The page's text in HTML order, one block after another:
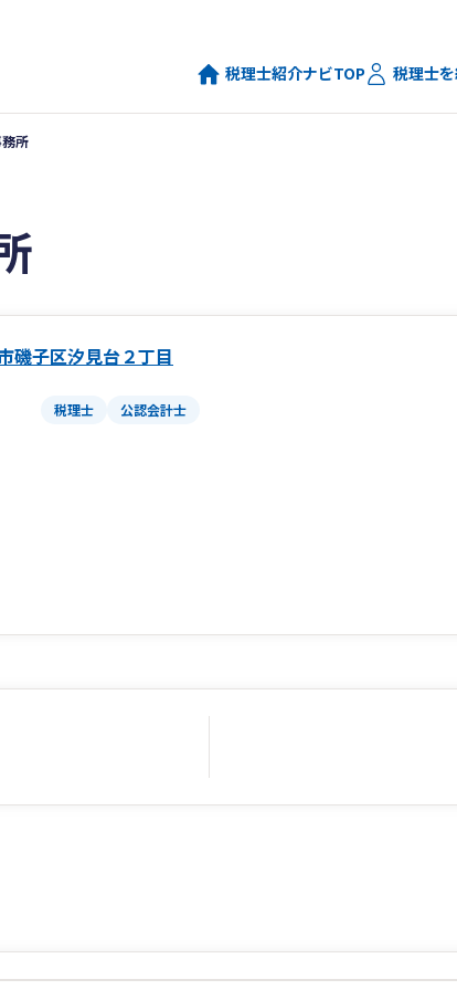
税理士紹介ナビTOP 税理士
所
磯子区汐見台２丁目
税理士 公認会計士